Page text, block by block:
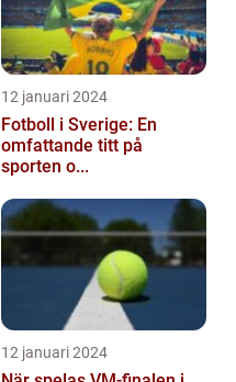
12 januari 2024
Fotboll i Sverige: En
omfattande titt på
sporten o...
12 januari 2024